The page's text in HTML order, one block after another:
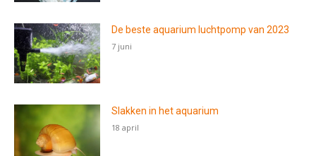
De beste aquarium luchtpomp van 2023
7 juni
Slakken in het aquarium
18 april